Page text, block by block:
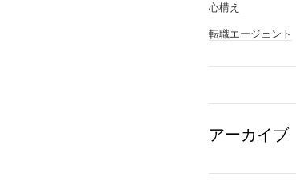
心構え
転職エージェント
アーカイブ